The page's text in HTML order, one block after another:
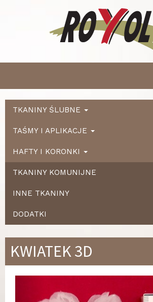
TKANINY ŚLUBNE
TAŚMY I APLIKACJE
HAFTY I KORONKI
TKANINY KOMUNIJNE
INNE TKANINY
DODATKI
KWIATEK 3D